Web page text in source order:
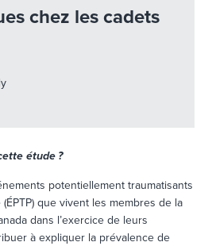
chez les cadets
étude ?
potentiellement traumatisants
que vivent les membres de la
dans l’exercice de leurs
à expliquer la prévalence de